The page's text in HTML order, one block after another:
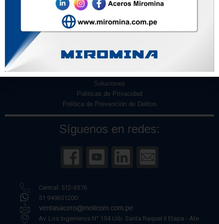
Inicio
Productos
Soluciones
Políticas de Privacidad
Política de Prevención de Delitos
Síguenos en redes:
Central: 512-3376
51 949651200
Av. Los Ingenieros N° 154 Urb. Santa Raquel II Etapa - Ate